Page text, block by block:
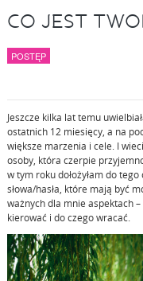
CO JEST
POSTĘP
Jeszcze kilka lat temu
ostatnich 12 miesięcy, a na
większe marzenia i cele. I
osoby, która czerpie
w tym roku dołożyłam do
słowa/hasła, które mają być
ważnych dla mnie aspektach
kierować i do czego wracać.